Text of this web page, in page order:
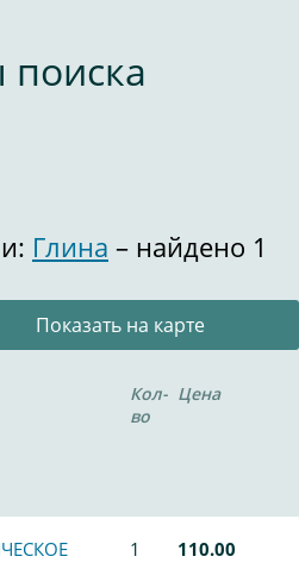
поиска
Глина – найдено 1
Показать на карте
Кол-
во
Цена
1 110.00